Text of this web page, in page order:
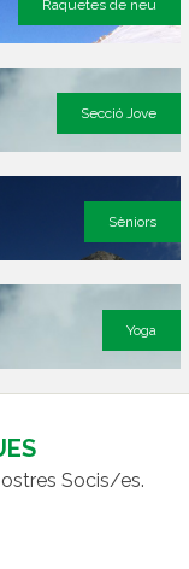
Raquetes de neu
Secció Jove
Sèniors
Yoga
Socis/es.